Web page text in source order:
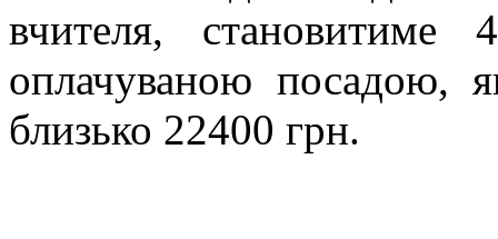
вчителя,
оплачуваною посадою,
близько 22400 грн.